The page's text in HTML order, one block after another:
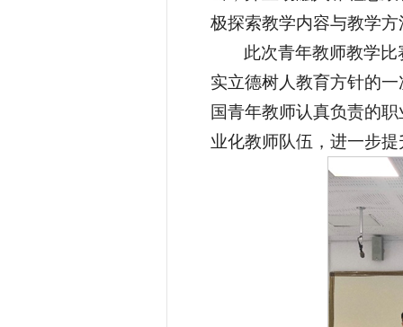
极探索教学内容与教学
此次青年教师教学
实立德树人教育方针的
国青年教师认真负责的
业化教师队伍，进一步